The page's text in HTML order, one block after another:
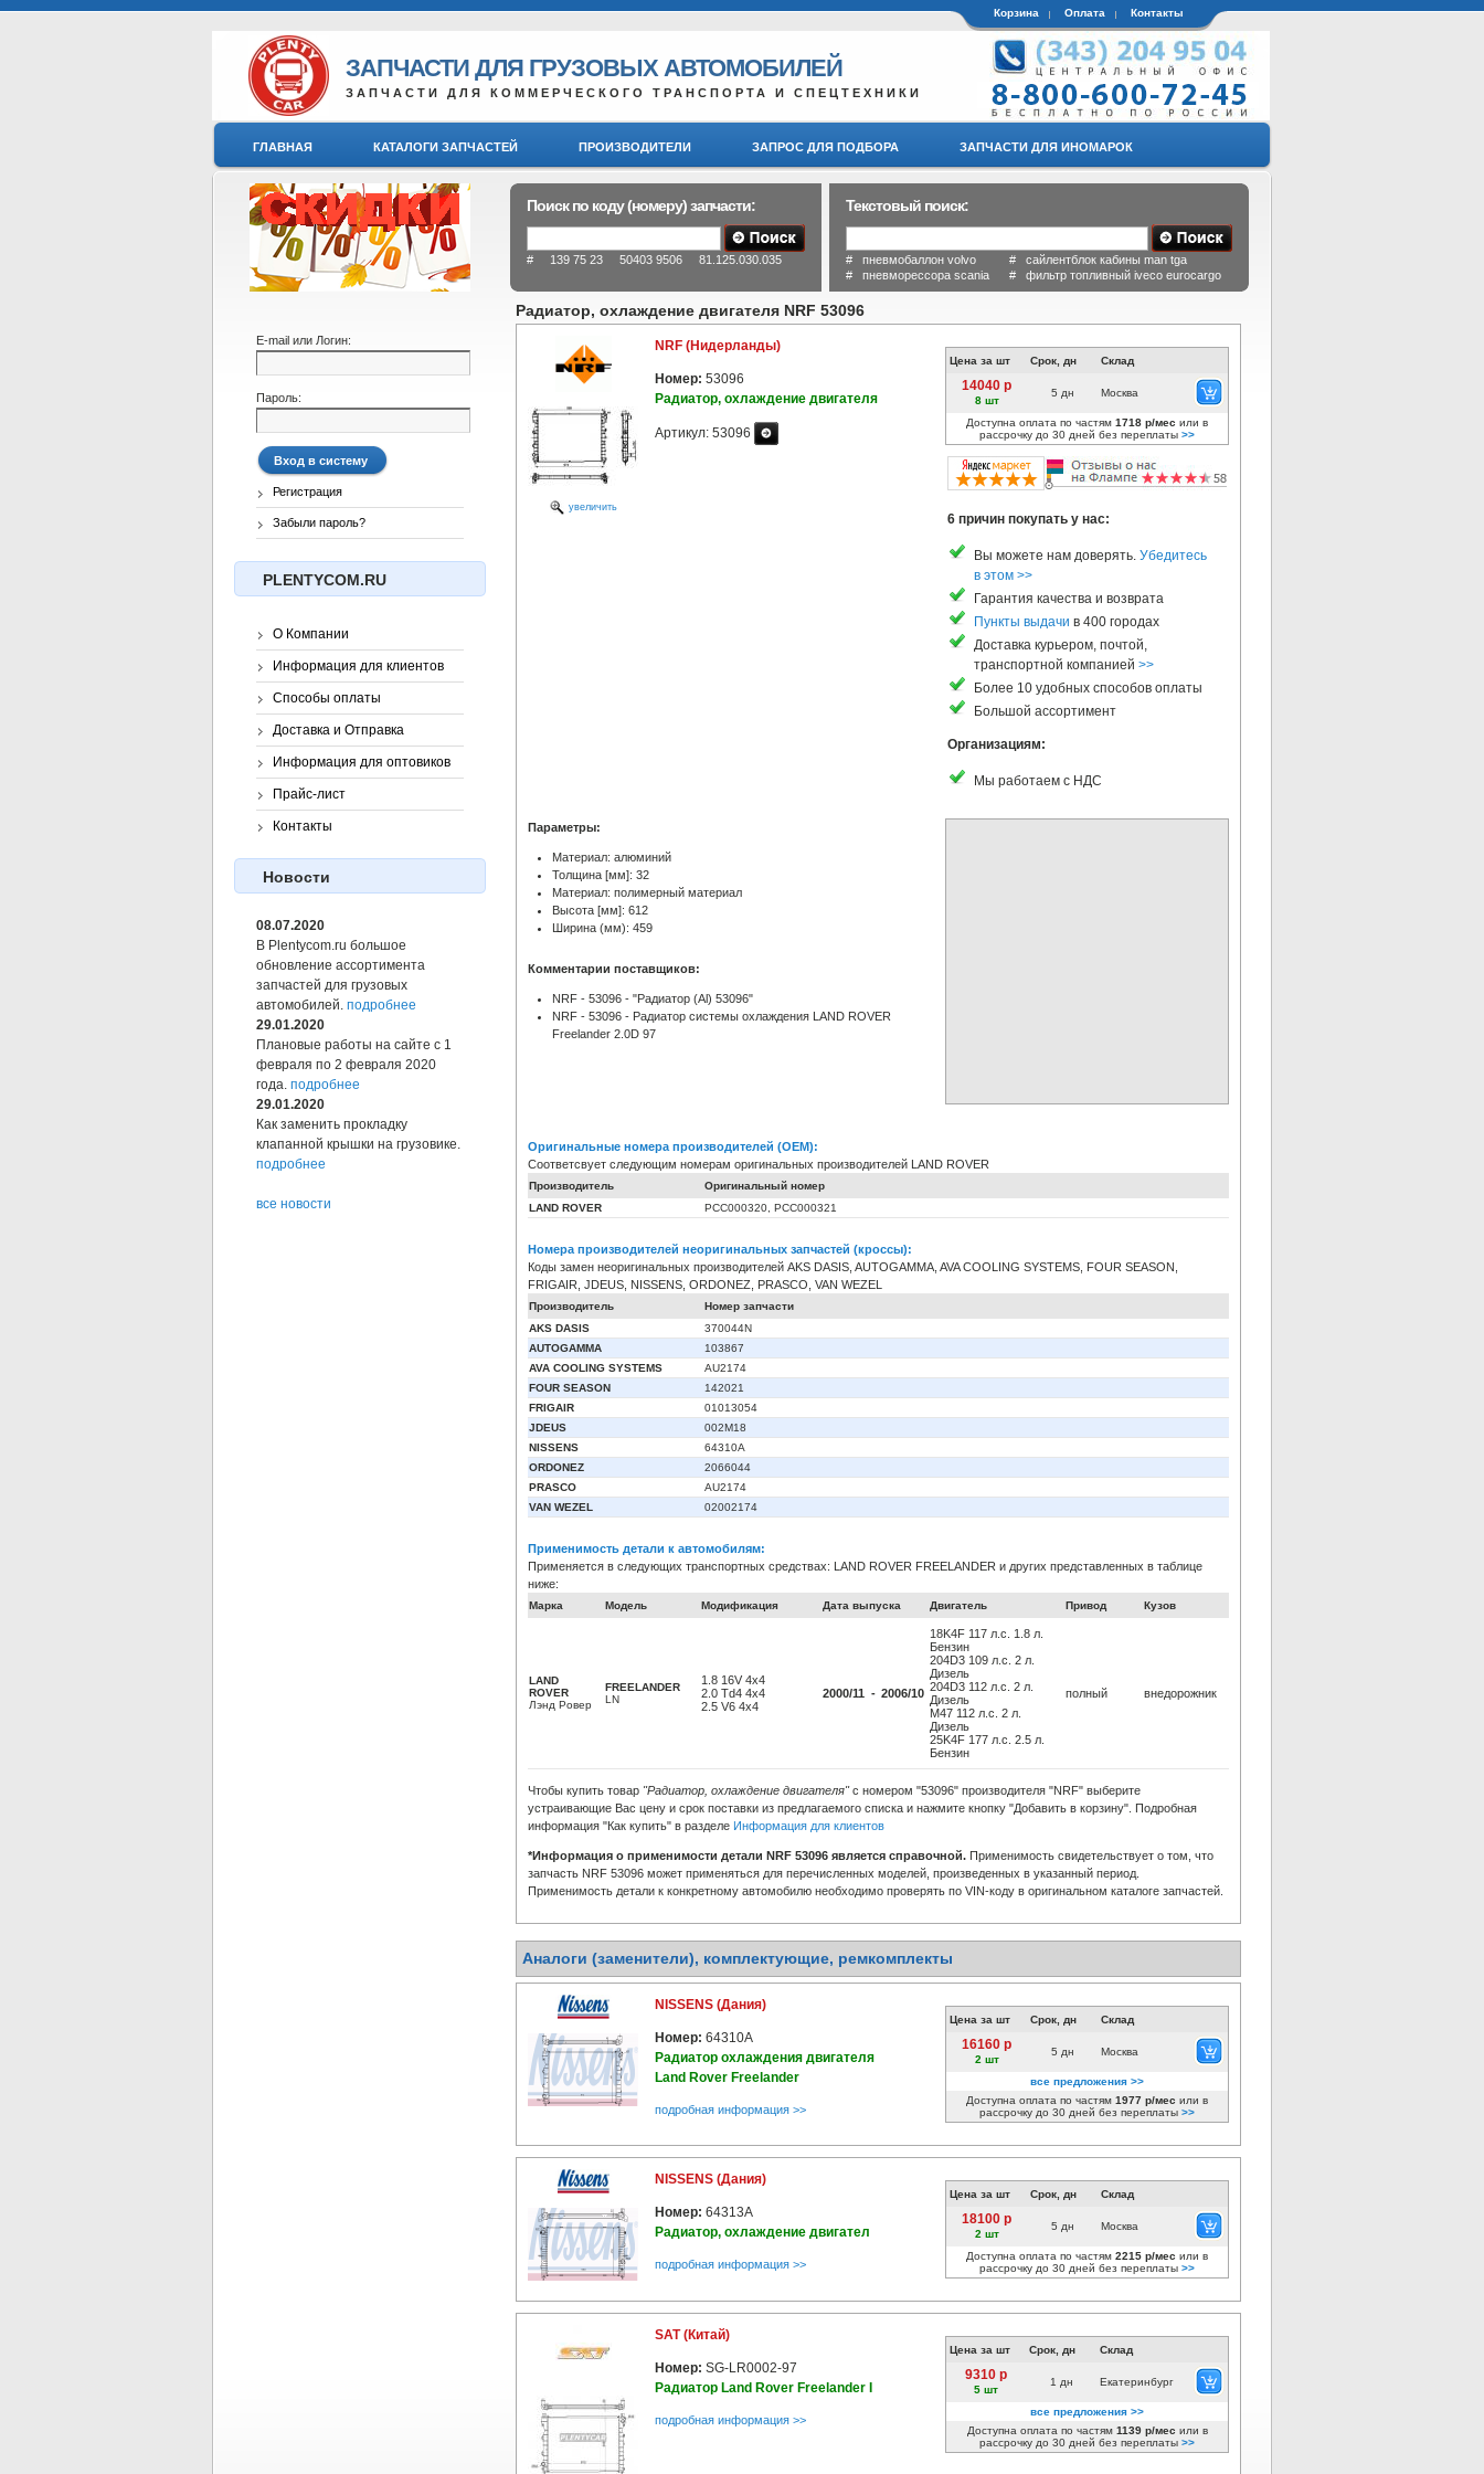
Корзина Оплата Контакты
ЗАПЧАСТИ ДЛЯ ГРУЗОВЫХ АВТОМОБИЛЕЙ
ЗАПЧАСТИ ДЛЯ КОММЕРЧЕСКОГО ТРАНСПОРТА И СПЕЦТЕХНИКИ
ГЛАВНАЯ КАТАЛОГИ ЗАПЧАСТЕЙ ПРОИЗВОДИТЕЛИ ЗАПРОС ДЛЯ ПОДБОРА ЗАПЧАСТИ ДЛЯ ИНОМАРОК
Поиск по коду (номеру) запчасти:
# 139 75 23 50403 9506 81.125.030.035
Текстовый поиск:
# пневмобаллон volvo # сайлентблок кабины man tga
# пневморессора scania # фильтр топливный iveco eurocargo
Радиатор, охлаждение двигателя NRF 53096
увеличить
NRF (Нидерланды)
Номер: 53096
Радиатор, охлаждение двигателя
Артикул: 53096
Цена за шт Срок, дн Склад
14040 р
8 шт
5 дн Москва
Доступна оплата по частям 1718 р/мес или в
рассрочку до 30 дней без переплаты >>
6 причин покупать у нас:
Вы можете нам доверять. Убедитесь
в этом >>
Гарантия качества и возврата
Пункты выдачи в 400 городах
Доставка курьером, почтой,
транспортной компанией >>
Более 10 удобных способов оплаты
Большой ассортимент
Организациям:
Мы работаем с НДС
Параметры:
Материал: алюминий
Толщина [мм]: 32
Материал: полимерный материал
Высота [мм]: 612
Ширина (мм): 459
Комментарии поставщиков:
NRF - 53096 - "Радиатор (Al) 53096"
NRF - 53096 - Радиатор системы охлаждения LAND ROVER
Freelander 2.0D 97
Оригинальные номера производителей (OEM):
Соответсвует следующим номерам оригинальных производителей LAND ROVER
Производитель
Оригинальный номер
LAND ROVER
PCC000320, PCC000321
Номера производителей неоригинальных запчастей (кроссы):
Коды замен неоригинальных производителей AKS DASIS, AUTOGAMMA, AVA COOLING SYSTEMS, FOUR SEASON,
FRIGAIR, JDEUS, NISSENS, ORDONEZ, PRASCO, VAN WEZEL
Производитель
Номер запчасти
AKS DASIS
370044N
AUTOGAMMA
103867
AVA COOLING SYSTEMS
AU2174
FOUR SEASON
142021
FRIGAIR
01013054
JDEUS
002M18
NISSENS
64310A
ORDONEZ
2066044
PRASCO
AU2174
VAN WEZEL
02002174
Применимость детали к автомобилям:
Применяется в следующих транспортных средствах: LAND ROVER FREELANDER и других представленных в таблице
ниже:
Марка Модель Модификация Дата выпуска Двигатель Привод Кузов
LAND
ROVER
Лэнд Ровер
FREELANDER
LN
1.8 16V 4x4
2.0 Td4 4x4
2.5 V6 4x4
2000/11 - 2006/10
18K4F 117 л.с. 1.8 л.
Бензин
204D3 109 л.с. 2 л.
Дизель
204D3 112 л.с. 2 л.
Дизель
M47 112 л.с. 2 л.
Дизель
25K4F 177 л.с. 2.5 л.
Бензин
полный внедорожник
Чтобы купить товар "Радиатор, охлаждение двигателя"с номером "53096" производителя "NRF" выберите
устраивающие Вас цену и срок поставки из предлагаемого списка и нажмите кнопку "Добавить в корзину". Подробная
информация "Как купить" в разделе Информация для клиентов
*Информация о применимости детали NRF 53096 является справочной. Применимость свидетельствует о том, что
запчасть NRF 53096 может применяться для перечисленных моделей, произведенных в указанный период.
Применимость детали к конкретному автомобилю необходимо проверять по VIN-коду в оригинальном каталоге запчастей.
Аналоги (заменители), комплектующие, ремкомплекты
NISSENS (Дания)
Номер: 64310A
Радиатор охлаждения двигателя
Land Rover Freelander
подробная информация >>
Цена за шт Срок, дн Склад
16160 р
2 шт
5 дн Москва
все предложения >>
Доступна оплата по частям 1977 р/мес или в
рассрочку до 30 дней без переплаты >>
NISSENS (Дания)
Номер: 64313A
Радиатор, охлаждение двигател
подробная информация >>
Цена за шт Срок, дн Склад
18100 р
2 шт
5 дн Москва
Доступна оплата по частям 2215 р/мес или в
рассрочку до 30 дней без переплаты >>
SAT (Китай)
Номер: SG-LR0002-97
Радиатор Land Rover Freelander I
подробная информация >>
Цена за шт Срок, дн Склад
9310 р
5 шт
1 дн Екатеринбург
все предложения >>
Доступна оплата по частям 1139 р/мес или в
рассрочку до 30 дней без переплаты >>
E-mail или Логин:
Пароль:
Регистрация
Забыли пароль?
PLENTYCOM.RU
О Компании
Информация для клиентов
Способы оплаты
Доставка и Отправка
Информация для оптовиков
Прайс-лист
Контакты
Новости
08.07.2020
В Plentycom.ru большое
обновление ассортимента
запчастей для грузовых
автомобилей. подробнее
29.01.2020
Плановые работы на сайте с 1
февраля по 2 февраля 2020
года. подробнее
29.01.2020
Как заменить прокладку
клапанной крышки на грузовике.
подробнее
все новости